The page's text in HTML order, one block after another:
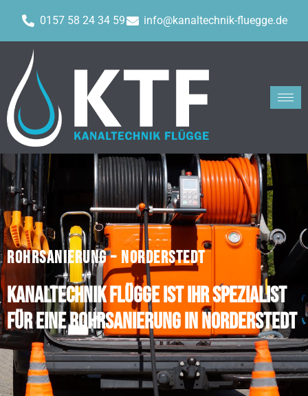
0157 58 24 34 59 info@kanaltechnik-fluegge.de
ROHRSANIERUNG – NORDERSTEDT
Kanaltechnik Flügge ist Ihr Spezialist
für eine Rohrsanierung in Norderstedt